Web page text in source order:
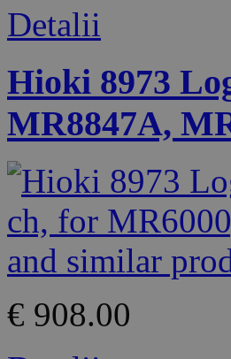
Detalii
Hioki 8973
MR8847A,
€ 908.00